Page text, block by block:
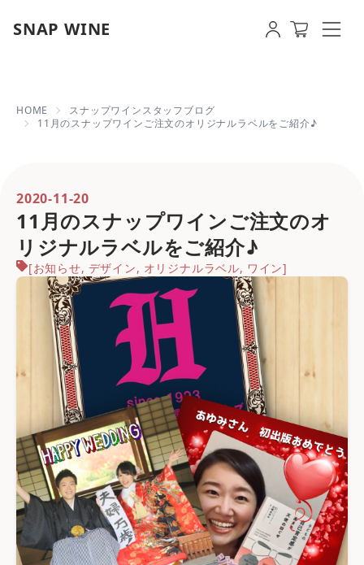
SNAP WINE 11月のスナップワインご注文のオリジ
HOME
スナップワインスタッフブログ
11月のスナップワインご注文のオリジナルラベルをご紹介♪
2020-11-20
11月のスナップワインご注文のオ
リジナルラベルをご紹介♪
[お知らせ, デザイン, オリジナルラベル, ワイン]